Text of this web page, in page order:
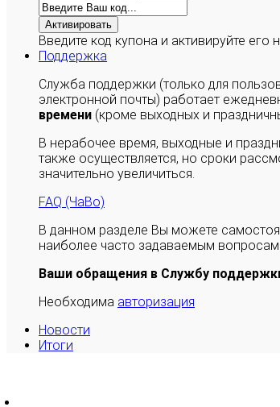
Активировать
Введите код купона и активируйте его
Поддержка
Служба поддержки (только для
электронной почты) работает
времени (кроме выходных и
В нерабочее время, выходные и
также осуществляется, но сроки
значительно увеличиться.
FAQ (ЧаВо)
В данном разделе Вы можете
наиболее часто задаваемым вопросам.
Ваши обращения в Службу
Необходима авторизация
Новости
Итоги